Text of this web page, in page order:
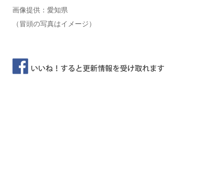
画像提供：愛知県
（冒頭の写真はイメージ）